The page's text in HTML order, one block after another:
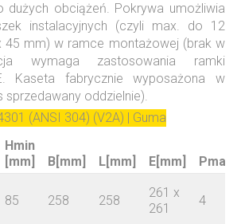
dużych obciążeń. Pokrywa umożliwia
instalacyjnych (czyli max. do 12
45 mm) w ramce montażowej (brak w
wymaga zastosowania ramki
Kaseta fabrycznie wyposażona w
sprzedawany oddzielnie).
(ANSI 304) (V2A) | Guma
Hmin
[mm]
B[mm] L[mm] E[mm]
85 258 258
261 x
261
4